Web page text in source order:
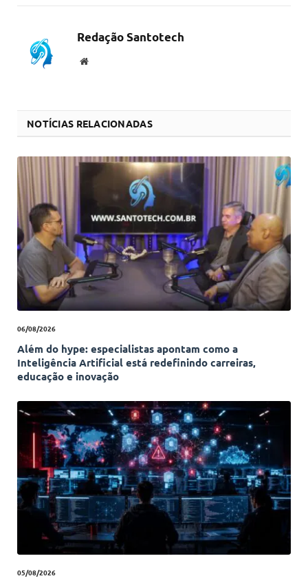
Redação Santotech
Website
NOTÍCIAS RELACIONADAS
06/08/2026
Além do hype: especialistas apontam como a
Inteligência Artificial está redefinindo carreiras,
educação e inovação
05/08/2026